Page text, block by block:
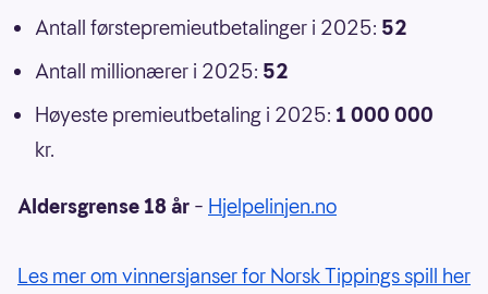
Antall førstepremieutbetalinger i 2025: 52
Antall millionærer i 2025: 52
Høyeste premieutbetaling i 2025: 1 000 000
kr.
Aldersgrense 18 år – Hjelpelinjen.no
Les mer om vinnersjanser for Norsk Tippings spill her